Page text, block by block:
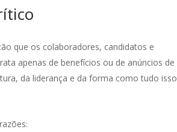
que os colaboradores, candidatos e
apenas de benefícios ou de anúncios de
da liderança e da forma como tudo isso